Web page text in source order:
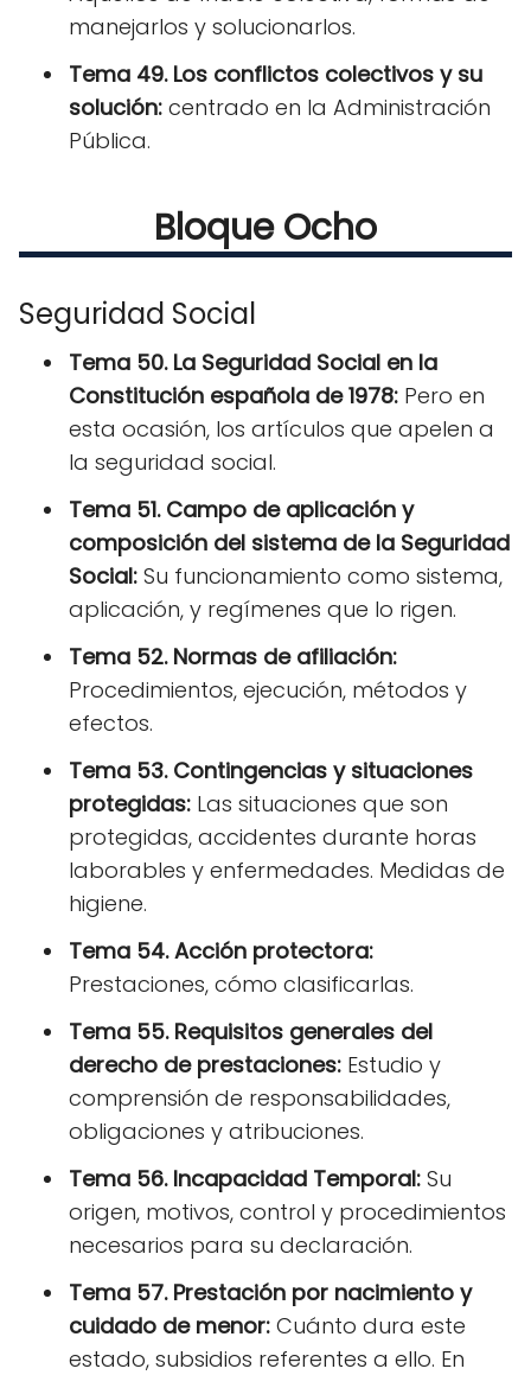
manejarlos y solucionarlos.
Tema 49. Los conflictos colectivos y su
solución: centrado en la Administración
Pública.
Bloque Ocho
Seguridad Social
Tema 50. La Seguridad Social en la
Constitución española de 1978: Pero en
esta ocasión, los artículos que apelen a
la seguridad social.
Tema 51. Campo de aplicación y
composición del sistema de la Seguridad
Social: Su funcionamiento como sistema,
aplicación, y regímenes que lo rigen.
Tema 52. Normas de afiliación:
Procedimientos, ejecución, métodos y
efectos.
Tema 53. Contingencias y situaciones
protegidas: Las situaciones que son
protegidas, accidentes durante horas
laborables y enfermedades. Medidas de
higiene.
Tema 54. Acción protectora:
Prestaciones, cómo clasificarlas.
Tema 55. Requisitos generales del
derecho de prestaciones: Estudio y
comprensión de responsabilidades,
obligaciones y atribuciones.
Tema 56. Incapacidad Temporal: Su
origen, motivos, control y procedimientos
necesarios para su declaración.
Tema 57. Prestación por nacimiento y
cuidado de menor: Cuánto dura este
estado, subsidios referentes a ello. En